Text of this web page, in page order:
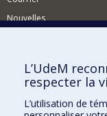
Nouvelles
Comment soutenir
BESOIN D'AIDE?
Plan du site
L’UdeM
respecter la
L’utilisation de